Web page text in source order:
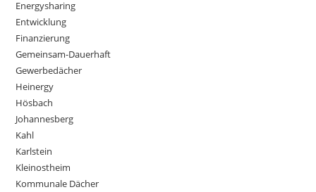
Energysharing
Entwicklung
Finanzierung
Gemeinsam-Dauerhaft
Gewerbedächer
Heinergy
Hösbach
Johannesberg
Kahl
Karlstein
Kleinostheim
Kommunale Dächer